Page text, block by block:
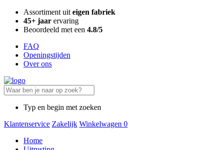
Assortiment uit eigen fabriek
45+ jaar ervaring
Beoordeeld met een 4.8/5
FAQ
Openingstijden
Over ons
Typ en begin met zoeken
Klantenservice Zakelijk Winkelwagen 0
Home